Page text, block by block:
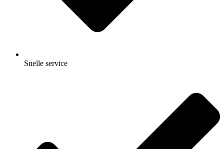
Snelle service